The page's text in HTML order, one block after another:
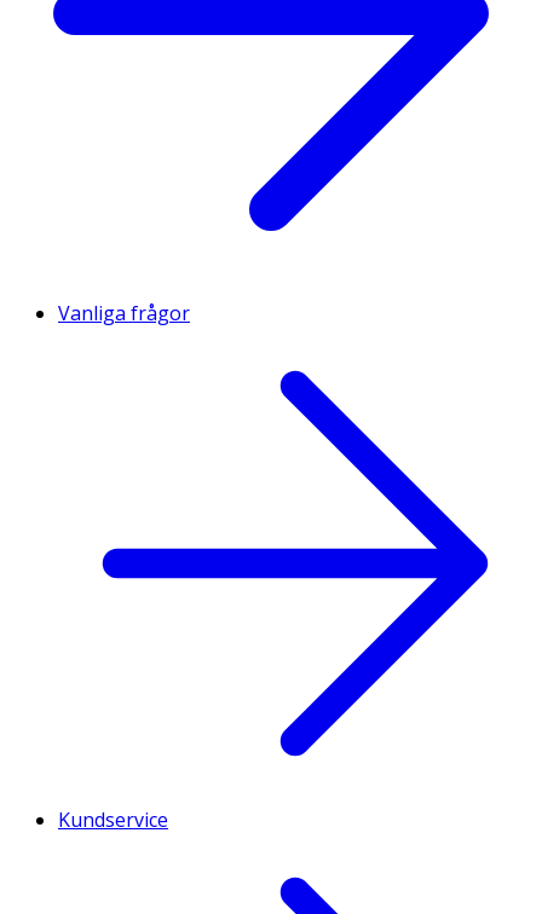
Vanliga frågor
Kundservice